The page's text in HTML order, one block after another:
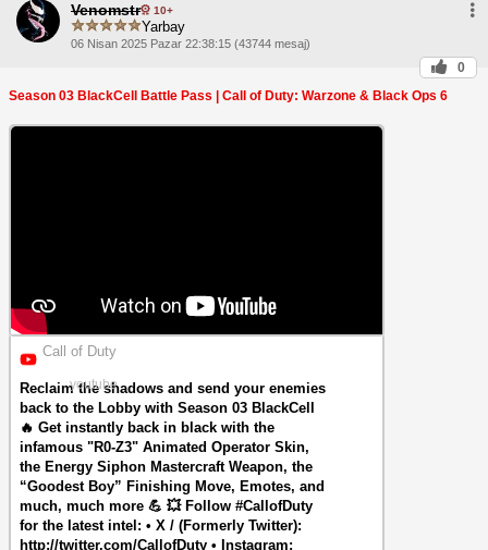
Venomstr 10+
Yarbay
06 Nisan 2025 Pazar 22:38:15 (43744 mesaj)
0
Season 03 BlackCell Battle Pass | Call of Duty: Warzone & Black Ops 6
Call of Duty
youtube
Reclaim the shadows and send your enemies
back to the Lobby with Season 03 BlackCell
🔥 Get instantly back in black with the
infamous "R0-Z3" Animated Operator Skin,
the Energy Siphon Mastercraft Weapon, the
“Goodest Boy” Finishing Move, Emotes, and
much, much more 💪 💥 Follow #CallofDuty
for the latest intel: • X / (Formerly Twitter):
http://twitter.com/CallofDuty • Instagram: